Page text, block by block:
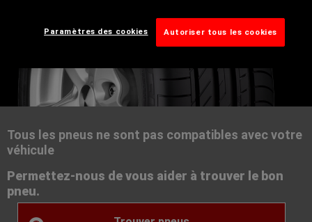
Tous les pneus ne sont pas compatibles avec votre
véhicule
Permettez-nous de vous aider à trouver le bon
pneu.
Paramètres des cookies Autoriser tous les cookies